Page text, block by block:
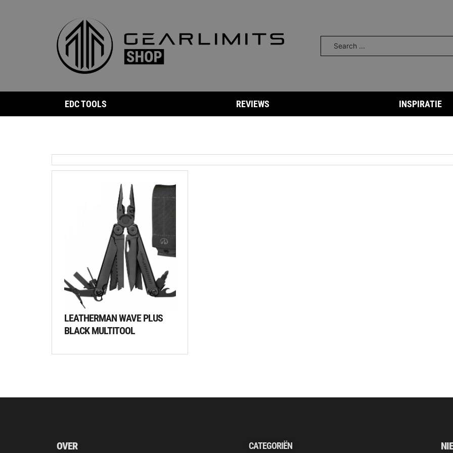
EDC TOOLS REVIEWS INSPIRATIE
LEATHERMAN WAVE PLUS
BLACK MULTITOOL
OVER CATEGORIËN